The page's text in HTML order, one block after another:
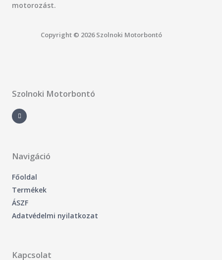
motorozást.
Copyright © 2026 Szolnoki Motorbontó
Szolnoki Motorbontó
a
c
e
-
f
Navigáció
Főoldal
Termékek
ÁSZF
Adatvédelmi nyilatkozat
Kapcsolat